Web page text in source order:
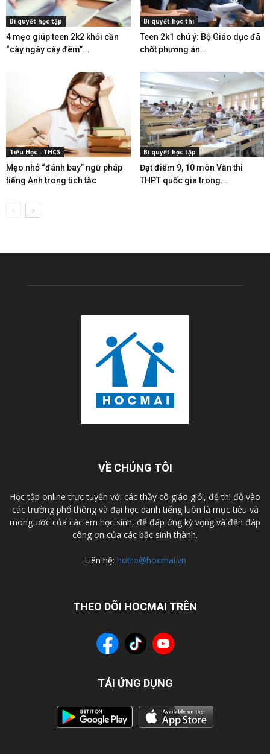
Bí quyết học tập
4 mẹo giúp teen 2k2 khỏi cần
“cày ngày cày đêm”...
Bí quyết học thi
Teen 2k1 chú ý: Bộ Giáo dục đã
chốt phương án...
Tiểu Học - THCS
Mẹo nhỏ “đánh bay” ngữ pháp
tiếng Anh trong tích tắc
Bí quyết học tập
Đạt điểm 9, 10 môn Văn thi
THPT quốc gia trong...
VỀ CHÚNG TÔI
Học tập online trực tuyến với các thầy cô giáo giỏi, để thi đỗ vào
các trường phổ thông và đại học danh tiếng luôn là mục tiêu và
mong ước của các em học sinh, để đáp ứng kỳ vọng và đền đáp
công ơn của các bậc sinh thành.
Liên hệ: hotro@hocmai.vn
THEO DÕI HOCMAI TRÊN
TẢI ỨNG DỤNG